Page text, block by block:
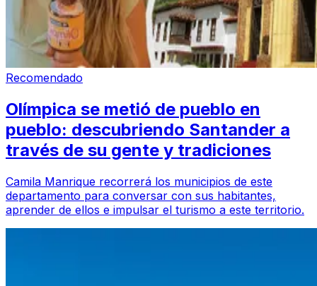
Recomendado
Olímpica se metió de pueblo en
pueblo: descubriendo Santander a
través de su gente y tradiciones
Camila Manrique recorrerá los municipios de este
departamento para conversar con sus habitantes,
aprender de ellos e impulsar el turismo a este territorio.